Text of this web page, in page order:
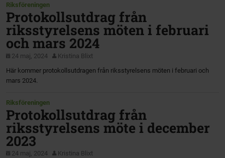
Riksföreningen
Protokollsutdrag från
riksstyrelsens möten i februari
och mars 2024
24 maj, 2024
Kristina Blixt
Här kommer protokollsutdragen från riksstyrelsens möten i februari och
mars 2024.
Riksföreningen
Protokollsutdrag från
riksstyrelsens möte i december
2023
24 maj, 2024
Kristina Blixt